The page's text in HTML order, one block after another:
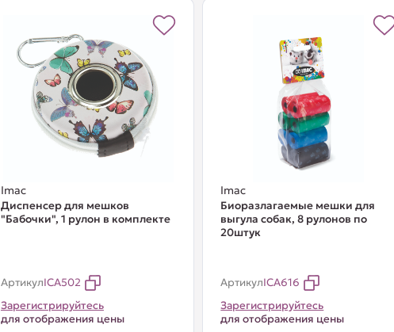
Imac
Диспенсер для мешков
"Бабочки", 1 рулон в комплекте
АртикулICA502
Зарегистрируйтесь
для отображения цены
Imac
Биоразлагаемые мешки для
выгула собак, 8 рулонов по
20штук
АртикулICA616
Зарегистрируйтесь
для отображения цены